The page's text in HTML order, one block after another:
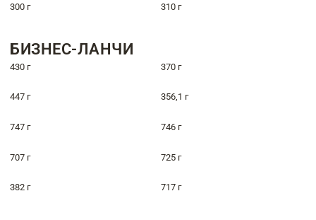
300 г 310 г
БИЗНЕС-ЛАНЧИ
430 г 370 г
447 г 356,1 г
747 г 746 г
707 г 725 г
382 г 717 г